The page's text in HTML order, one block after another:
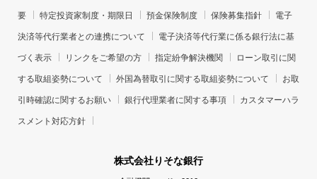
要 特定投資家制度・期限日 預金保険制度 保険募集指針 電子
決済等代行業者との連携について 電子決済等代行業に係る銀行法に基
づく表示 リンクをご希望の方 指定紛争解決機関 ローン取引に関
する取組姿勢について 外国為替取引に関する取組姿勢について お取
引時確認に関するお願い 銀行代理業者に関する事項 カスタマーハラ
スメント対応方針
株式会社りそな銀行